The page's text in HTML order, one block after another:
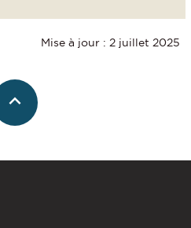
Mise à jour : 2 juillet 2025